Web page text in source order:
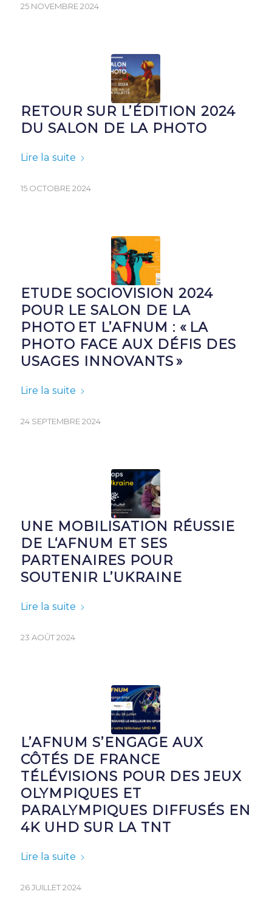
25 NOVEMBRE 2024
RETOUR SUR L’ÉDITION 2024
DU SALON DE LA PHOTO
Lire la suite
15 OCTOBRE 2024
ETUDE SOCIOVISION 2024
POUR LE SALON DE LA
PHOTO ET L’AFNUM : « LA
PHOTO FACE AUX DÉFIS DES
USAGES INNOVANTS »
Lire la suite
24 SEPTEMBRE 2024
UNE MOBILISATION RÉUSSIE
DE L‘AFNUM ET SES
PARTENAIRES POUR
SOUTENIR L’UKRAINE
Lire la suite
23 AOÛT 2024
L’AFNUM S’ENGAGE AUX
CÔTÉS DE FRANCE
TÉLÉVISIONS POUR DES JEUX
OLYMPIQUES ET
PARALYMPIQUES DIFFUSÉS EN
4K UHD SUR LA TNT
Lire la suite
26 JUILLET 2024